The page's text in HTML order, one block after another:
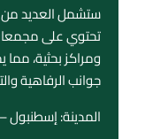
ستشمل العديد من
تحتوي على
ومراكز بحثية،
جوانب الرفاهية
المدينة: إسطنبول – Istanbul